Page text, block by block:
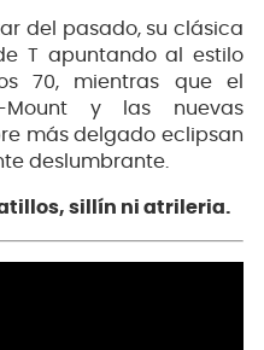
del pasado, su clásica
T apuntando al estilo
70, mientras que el
Mount y las nuevas
más delgado eclipsan
deslumbrante.
sillín ni atrileria.